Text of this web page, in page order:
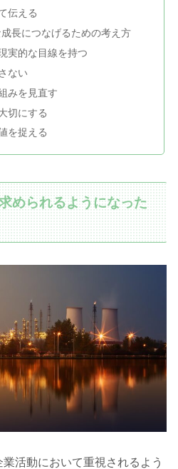
伝える
長につなげるための考え方
実的な目線を持つ
ない
みを見直す
切にする
を捉える
められるようになった
活動において重視されるよう